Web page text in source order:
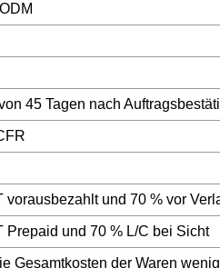
45 Tagen nach
vorausbezahlt und 70 % vor
Prepaid und 70 % L/C bei Sicht
Gesamtkosten der Waren